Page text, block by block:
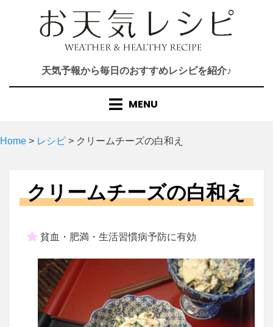
天気予報から毎日のおすすめレシピを紹介♪
MENU
Home > レシピ > クリームチーズの白和え
クリームチーズの白和え
貧血・肥満・生活習慣病予防に有効